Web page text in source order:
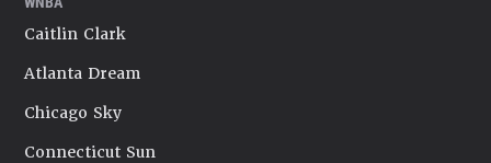
Caitlin Clark
Atlanta Dream
Chicago Sky
Connecticut Sun